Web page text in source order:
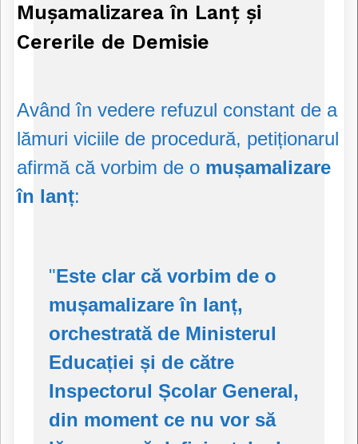
Mușamalizarea în Lanț și
Cererile de Demisie
Având în vedere refuzul constant de a
lămuri viciile de procedură, petiționarul
afirmă că vorbim de o mușamalizare
în lanț:
"Este clar că vorbim de o
mușamalizare în lanț,
orchestrată de Ministerul
Educației și de către
Inspectorul Școlar General,
din moment ce nu vor să